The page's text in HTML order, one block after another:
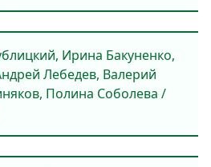
Ирина Бакуненко,
Лебедев, Валерий
Полина Соболева /